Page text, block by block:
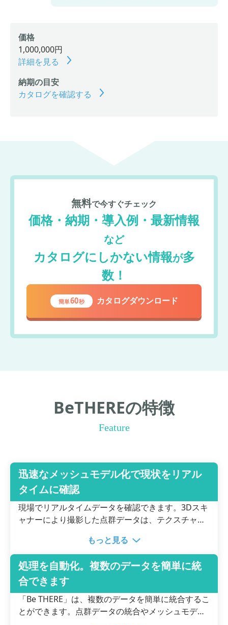
価格
1,000,000円
詳細を見る
納期の目安
カタログを確認する
無料で今すぐチェック
価格・納期・導入例・最新情報
など
カタログにしかない情報が多
数！
簡単60秒 カタログダウンロード
BeTHEREの特徴
Feature
迅速なメッシュモデル化で現状をリアル
タイムに確認
現場でリアルタイムデータを確認できます。3Dスキ
ャナーにより撮影した点群データは、テクスチャマ
所要時間はスキャンに約2分、データの統合が2分以
内、メッシュ化が1分以内と、スピーディーな処理
を実現しました。撮影から数分で色付き点群データ
とテクスチャーマッピングデータを即座に確認でき
るため、作業効率が大幅に向上。さらに、既存のソ
フトウェアへのデータ取り込みにも対応していま
す。
もっと見る
処理を自動化。複数のデータを簡単に統
合できます
「Be THERE」は、複数のデータを簡単に統合するこ
とができます。点群データの統合やメッシュモデル